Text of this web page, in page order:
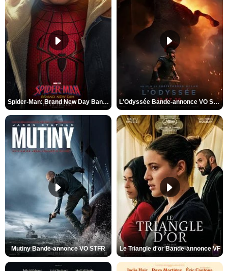
Spider-Man: Brand New Day Bande-annonce VO STFR L'Odyssée Bande-annonce VO STFR
Mutiny Bande-annonce VO STFR Le Triangle d'or Bande-annonce VF